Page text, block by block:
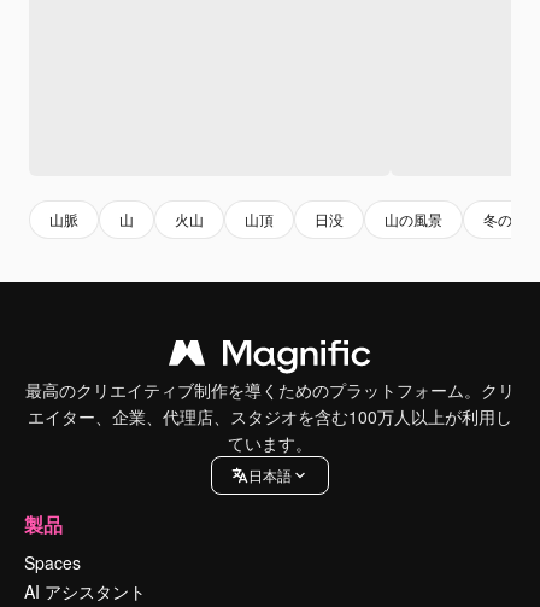
山脈 山 火山 山頂 日没 山の風景 冬の風景
最高のクリエイティブ制作を導くためのプラットフォーム。クリ
エイター、企業、代理店、スタジオを含む100万人以上が利用し
ています。
日本語
製品
Spaces
AI アシスタント